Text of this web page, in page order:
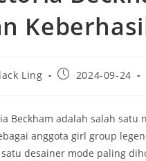
Ling
Post2024-09-24
Beckham adalah salah
anggota girl group
desainer mode paling